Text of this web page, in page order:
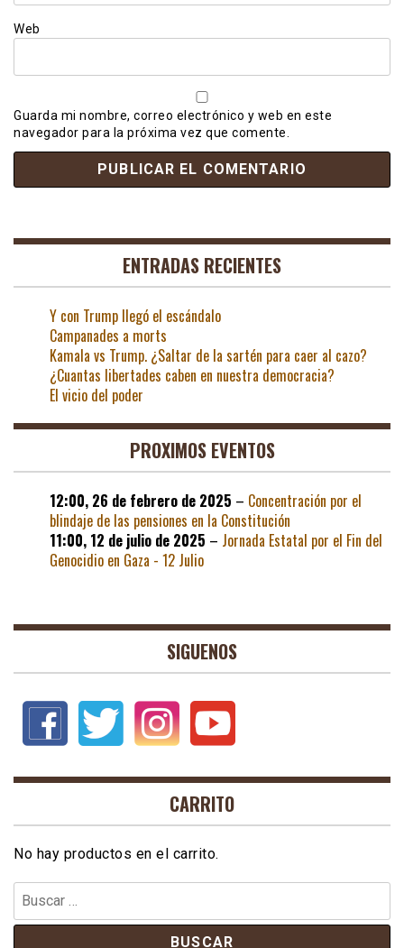
Web
Guarda mi nombre, correo electrónico y web en este
navegador para la próxima vez que comente.
ENTRADAS RECIENTES
Y con Trump llegó el escándalo
Campanades a morts
Kamala vs Trump. ¿Saltar de la sartén para caer al cazo?
¿Cuantas libertades caben en nuestra democracia?
El vicio del poder
PROXIMOS EVENTOS
12:00, 26 de febrero de 2025 – Concentración por el
blindaje de las pensiones en la Constitución
11:00, 12 de julio de 2025 – Jornada Estatal por el Fin del
Genocidio en Gaza - 12 Julio
SIGUENOS
CARRITO
No hay productos en el carrito.
Buscar: